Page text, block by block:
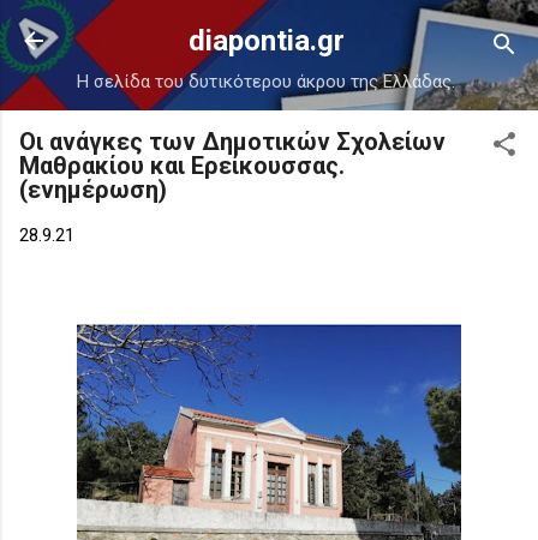
Μετάβαση στο κύριο περιεχόμενο
diapontia.gr
Η σελίδα του δυτικότερου άκρου της Ελλάδας.
Οι ανάγκες των Δημοτικών Σχολείων
Μαθρακίου και Ερείκουσσας.
(ενημέρωση)
28.9.21